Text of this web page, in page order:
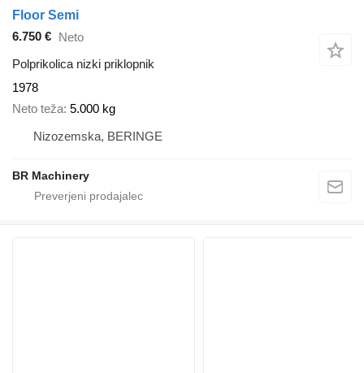
Floor Semi
6.750 € Neto
Polprikolica nizki priklopnik
1978
Neto teža 5.000 kg
Nizozemska, BERINGE
BR Machinery